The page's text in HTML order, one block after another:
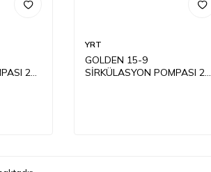
220
YRT
GOLDEN 15-9
SİRKÜLASYON POMPASI 220